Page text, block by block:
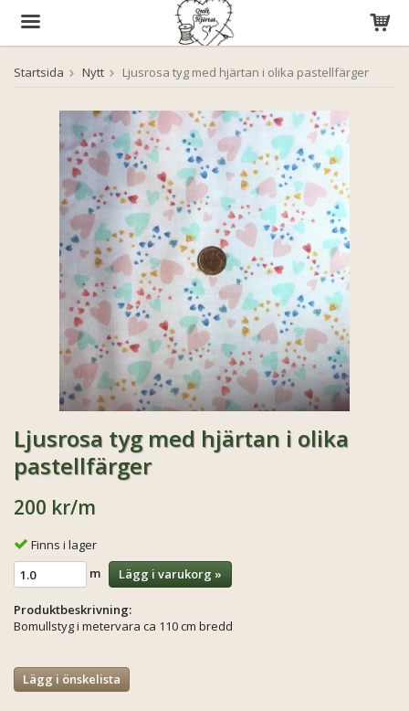
Produkten har blivit tillagd i varukorgen
Startsida Nytt Ljusrosa tyg med hjärtan i olika pastellfärger
Ljusrosa tyg med hjärtan i olika
pastellfärger
200 kr/m
Finns i lager
m
Lägg i varukorg »
Produktbeskrivning:
Bomullstyg i metervara ca 110 cm bredd
Lägg i önskelista